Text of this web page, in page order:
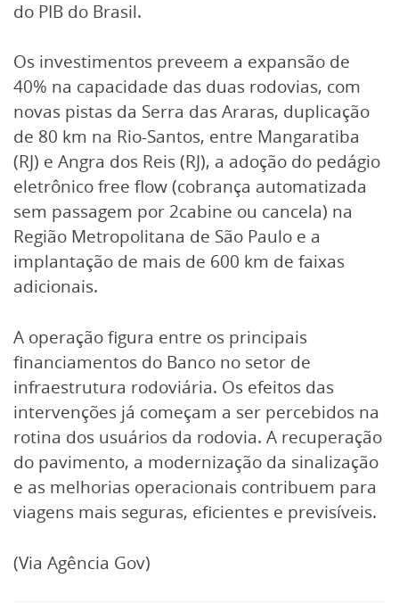
do PIB do Brasil.
Os investimentos preveem a expansão de
40% na capacidade das duas rodovias, com
novas pistas da Serra das Araras, duplicação
de 80 km na Rio-Santos, entre Mangaratiba
(RJ) e Angra dos Reis (RJ), a adoção do pedágio
eletrônico free flow (cobrança automatizada
sem passagem por 2cabine ou cancela) na
Região Metropolitana de São Paulo e a
implantação de mais de 600 km de faixas
adicionais.
A operação figura entre os principais
financiamentos do Banco no setor de
infraestrutura rodoviária. Os efeitos das
intervenções já começam a ser percebidos na
rotina dos usuários da rodovia. A recuperação
do pavimento, a modernização da sinalização
e as melhorias operacionais contribuem para
viagens mais seguras, eficientes e previsíveis.
(Via Agência Gov)